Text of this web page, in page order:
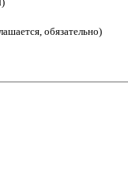
обязательно)